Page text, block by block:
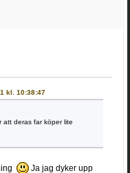
kl. 10:38:47
att deras far köper lite
Ja jag dyker upp